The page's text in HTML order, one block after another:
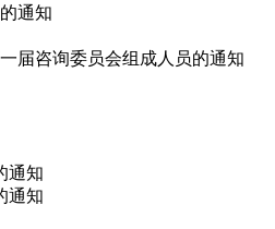
通知
届咨询委员会组成人员的通知
通知
通知